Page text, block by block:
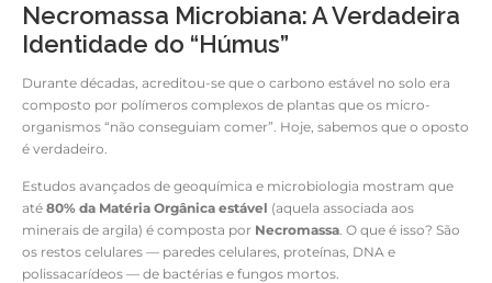
Necromassa Microbiana: A Verdadeira
Identidade do “Húmus”
Durante décadas, acreditou-se que o carbono estável no solo era
composto por polímeros complexos de plantas que os micro-
organismos “não conseguiam comer”. Hoje, sabemos que o oposto
é verdadeiro.
Estudos avançados de geoquímica e microbiologia mostram que
até 80% da Matéria Orgânica estável (aquela associada aos
minerais de argila) é composta por Necromassa . O que é isso? São
os restos celulares — paredes celulares, proteínas, DNA e
polissacarídeos — de bactérias e fungos mortos.